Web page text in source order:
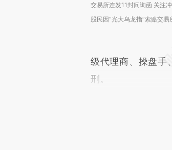
交易所连发11封问询函 关注
股民因“光大乌龙指”索赔交易
级代理商、操盘手
刑。